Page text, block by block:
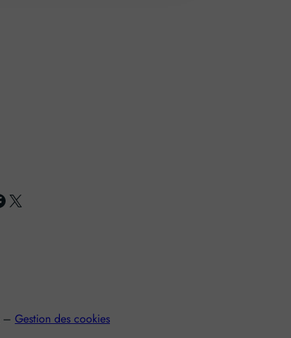
X
– Gestion des cookies